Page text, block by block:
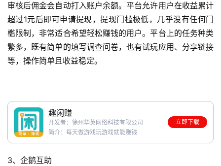
审核后佣金会自动打入账户余额。平台允许用户在收益累计
超过1元后即可申请提现，提现门槛极低，几乎没有任何门
槛限制，非常适合希望轻松赚钱的用户。平台上的任务种类
繁多，既有简单的填写调查问卷，也有试玩应用、分享链接
等，操作简单且收益稳定。
趣闲赚
开发者：徐州华英网络科技有限公司
简介：每天做游戏玩游戏就能赚钱
立即下载
3、企鹅互助